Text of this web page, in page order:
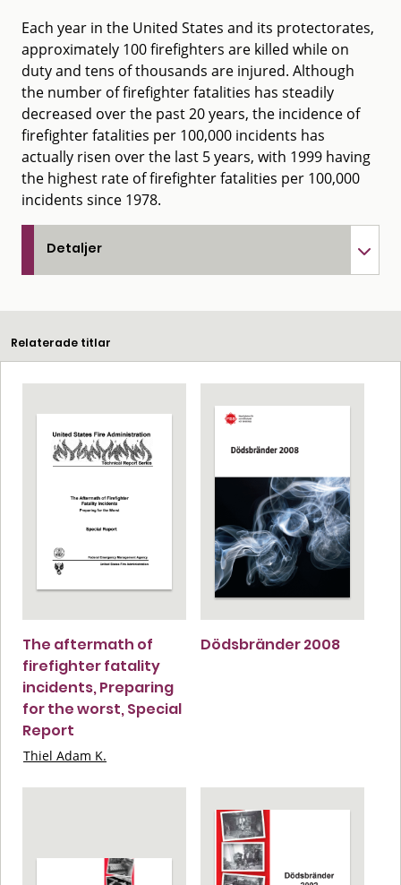
Each year in the United States and its protectorates,
approximately 100 firefighters are killed while on
duty and tens of thousands are injured. Although
the number of firefighter fatalities has steadily
decreased over the past 20 years, the incidence of
firefighter fatalities per 100,000 incidents has
actually risen over the last 5 years, with 1999 having
the highest rate of firefighter fatalities per 100,000
incidents since 1978.
Detaljer
Relaterade titlar
The aftermath of
firefighter fatality
incidents, Preparing
for the worst, Special
Report
Thiel Adam K.
Dödsbränder 2008